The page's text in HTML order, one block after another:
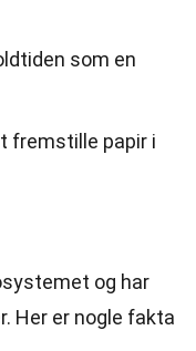
som en
fremstille papir i
og har
Her er nogle fakta